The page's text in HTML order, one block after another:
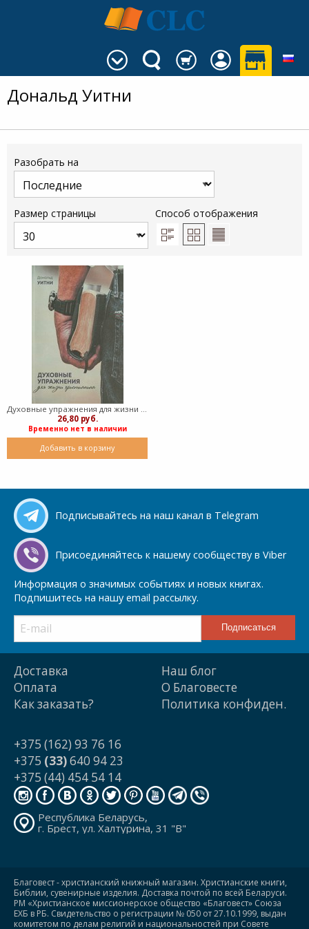
Дональд Уитни
Разобрать на
Размер страницы Способ отображения
Духовные упражнения для жизни христианина (Мягкий)
26,80 руб.
Временно нет в наличии
Добавить в корзину
Подписывайтесь на наш канал в Telegram
Присоединяйтесь к нашему сообществу в Viber
Информация о значимых событиях и новых книгах.
Подпишитесь на нашу email рассылку.
Доставка
Оплата
Как заказать?
Наш блог
О Благовесте
Политика конфиден.
+375 (162) 93 76 16
+375 (33)640 94 23
+375 (44) 454 54 14
Республика Беларусь,
г. Брест, ул. Халтурина, 31 "В"
Благовест - христианский книжный магазин. Христианские книги,
Библии, сувенирные изделия. Доставка почтой по всей Беларуси.
РМ «Христианское миссионерское общество «Благовест» Союза
ЕХБ в РБ. Свидетельство о регистрации № 050 от 27.10.1999, выдан
комитетом по делам религий и национальностей при Совете